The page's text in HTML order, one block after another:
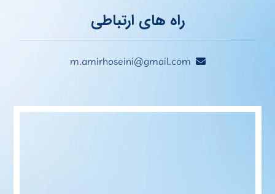
راه های ارتباطی
m.amirhoseini@gmail.com